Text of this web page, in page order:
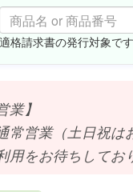
適格請求書の発行対象です
】
業（土日祝は
お待ちしてお